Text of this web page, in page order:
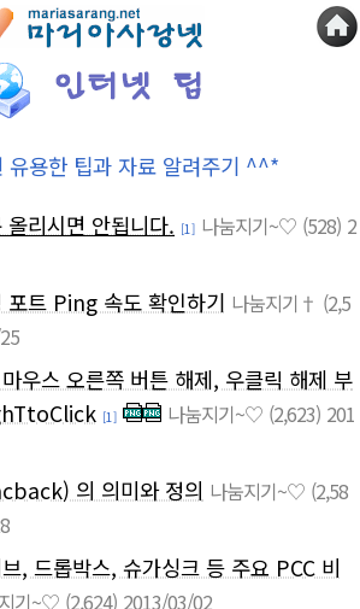
유용한 팁과 자료 알려주기 ^^*
올리시면 안됩니다. [1] 나눔지기~♡ (528) 2
포트 Ping 속도 확인하기 나눔지기† (2,5
우스 오른쪽 버튼 해제, 우클릭 해제 부
[1] 나눔지기~♡ (2,623) 201
의 의미와 정의 나눔지기~♡ (2,58
, 드롭박스, 슈가싱크 등 주요 PCC 비
기~♡ (2,624) 2013/03/02